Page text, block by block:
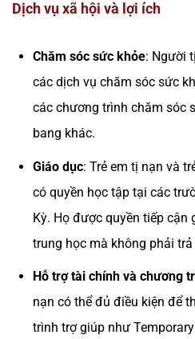
Dịch vụ xã hội và lợi ích
Chăm sóc sức khỏe: Người
các dịch vụ chăm sóc sức
các chương trình chăm sóc
bang khác.
Giáo dục: Trẻ em tị nạn và
có quyền học tập tại các
Kỳ. Họ được quyền tiếp
trung học mà không phải trả
Hỗ trợ tài chính và chương
nạn có thể đủ điều kiện để
trình trợ giúp như